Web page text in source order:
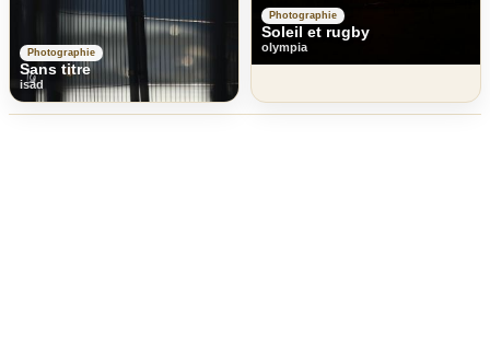
Photographie
Sans titre
isad
Photographie
Soleil et rugby
olympia